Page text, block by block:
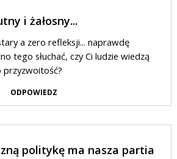
i żałosny...
a zero refleksji... naprawdę
tego słuchać, czy Ci ludzie wiedzą
przyzwoitość?
ODPOWIEDZ
politykę ma nasza partia